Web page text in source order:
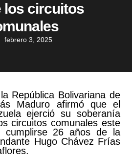
los circuitos
febrero 3, 2025
República Bolivariana de
Maduro afirmó que el
ejerció su soberanía
circuitos comunales este
26 años de la
Hugo Chávez Frías